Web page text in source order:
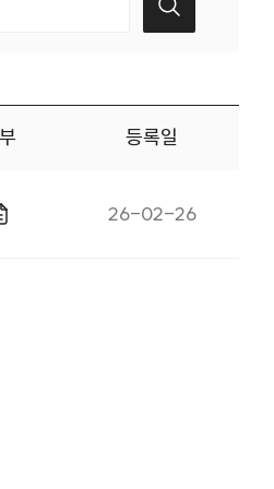
등록일
일있음
게시일자
26-02-26